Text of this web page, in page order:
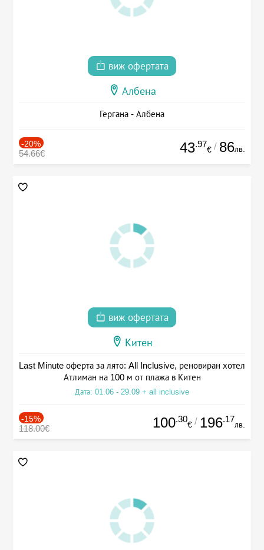
виж офертата
Албена
Гергана - Албена
-20%
54.66€ 43.97
€ / 86лв.
виж офертата
Китен
Last Minute оферта за лято: All Inclusive, реновиран хотел
Атлиман на 100 м от плажа в Китен
Дата: 01.06 - 29.09 + all inclusive
-15%
118.00€ 100.30
€ / 196.17
лв.